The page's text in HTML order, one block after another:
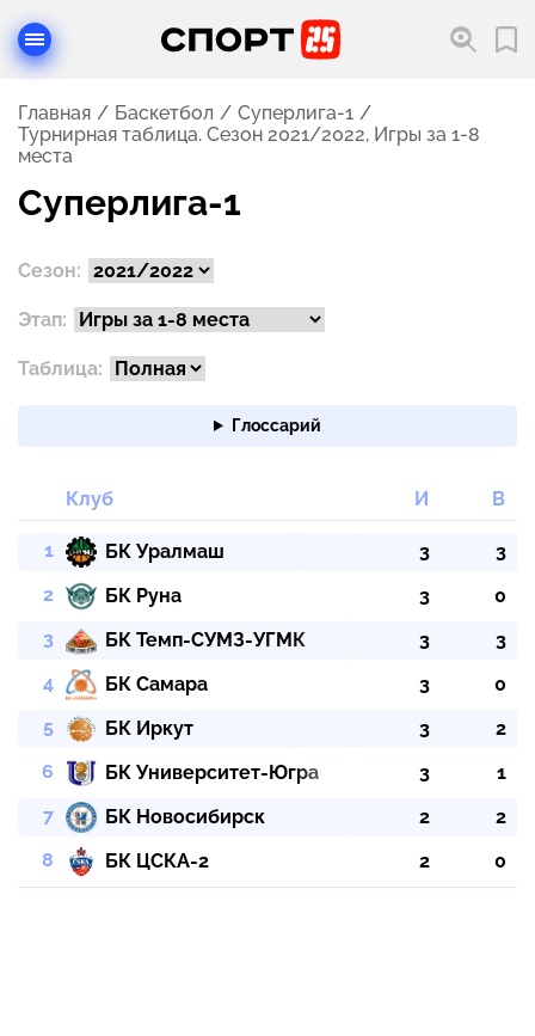
Главная Баскетбол
Суперлига-1
Турнирная таблица. Сезон 2021/2022, Игры за 1-8
места
Суперлига-1
Настройка турнирной таблицы
Сезон:
Этап:
Таблица:
Глоссарий
Турнирные таблицы
Клуб И В
БК Уралмаш 3
3
БК Руна
3
0
БК Темп-СУМЗ-УГМК
3
3
БК Самара
3
0
БК Иркут
3
2
БК Университет-Югра
3
1
БК Новосибирск
2
2
БК ЦСКА-2
2 0